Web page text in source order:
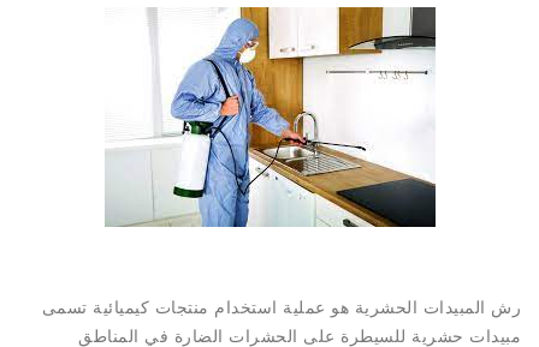
رش المبيدات الحشرية هو عملية استخدام منتجات كيميائية تسمى
مبيدات حشرية للسيطرة على الحشرات الضارة في المناطق